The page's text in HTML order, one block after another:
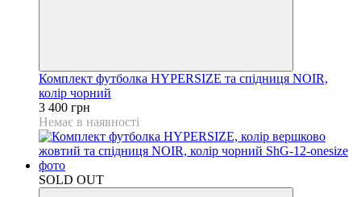
Комплект футболка HYPERSIZE та спідниця NOIR,
колір чорний
3 400 грн
Немає в наявності
SOLD OUT